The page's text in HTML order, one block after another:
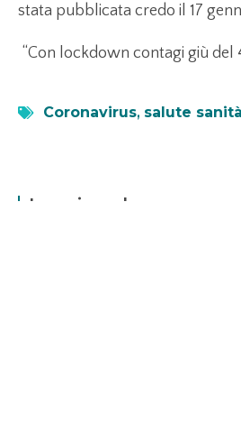
stata pubblicata credo il 17
“Con lockdown contagi giù del
Coronavirus, salute sanità
Leggi anche...